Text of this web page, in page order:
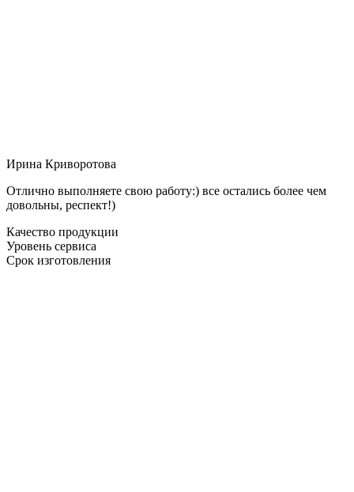
Ирина Криворотова
Отлично выполняете свою работу:) все остались более чем
довольны, респект!)
Качество продукции
Уровень сервиса
Срок изготовления